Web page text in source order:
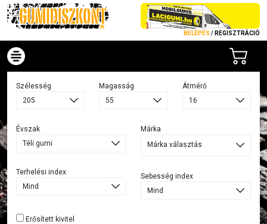
BELÉPÉS / REGISZTRÁCIÓ
Szélesség Magasság Átmérő
Évszak
Terhelési index
Márka
Márka választás
Sebesség index
Erősített kivitel